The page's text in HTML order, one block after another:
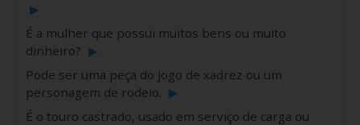
▶
É a mulher que possui muitos bens ou muito
dinheiro? ▶
Pode ser uma peça do jogo de xadrez ou um
personagem de rodeio. ▶
É o touro castrado, usado em serviço de carga ou